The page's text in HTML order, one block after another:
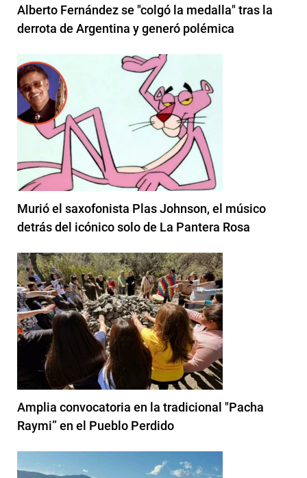
Alberto Fernández se "colgó la medalla" tras la
derrota de Argentina y generó polémica
Murió el saxofonista Plas Johnson, el músico
detrás del icónico solo de La Pantera Rosa
Amplia convocatoria en la tradicional "Pacha
Raymi” en el Pueblo Perdido